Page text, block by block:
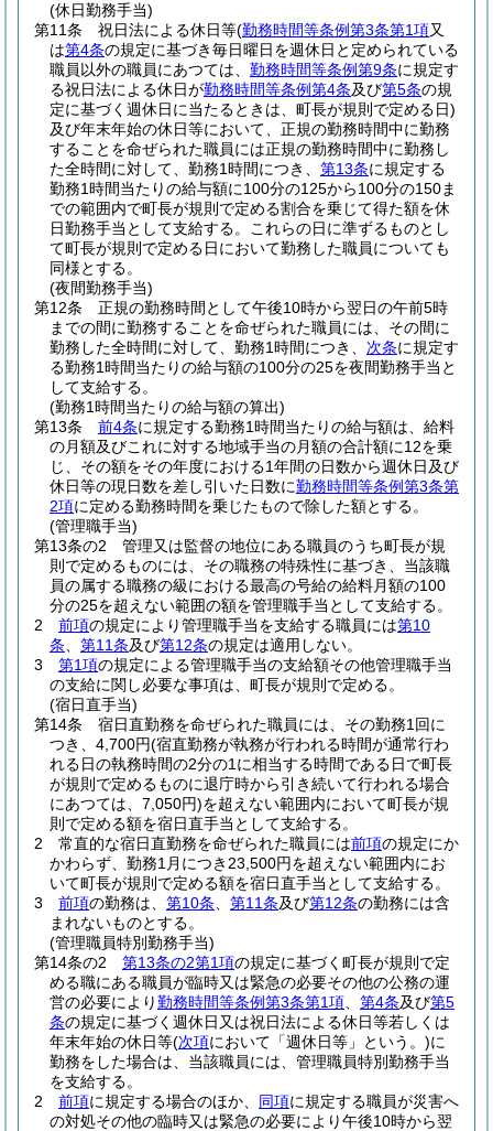
(休日勤務手当)
第11条
祝日法による休日等(勤務時間等条例第3条第1項又
は第4条の規定に基づき毎日曜日を週休日と定められている
職員以外の職員にあつては、 勤務時間等条例第9条に規定す
る祝日法による休日が勤務時間等条例第4条及び第5条の規
定に基づく週休日に当たるときは、町長が規則で定める日)
及び年末年始の休日等において、正規の勤務時間中に勤務
することを命ぜられた職員には正規の勤務時間中に勤務し
た全時間に対して、勤務1時間につき、 第13条に規定する
勤務1時間当たりの給与額に100分の125から100分の150ま
での範囲内で町長が規則で定める割合を乗じて得た額を休
日勤務手当として支給する。
これらの日に準ずるものとし
て町長が規則で定める日において勤務した職員についても
同様とする。
(夜間勤務手当)
第12条
正規の勤務時間として午後10時から翌日の午前5時
までの間に勤務することを命ぜられた職員には、その間に
勤務した全時間に対して、勤務1時間につき、 次条に規定す
る勤務1時間当たりの給与額の100分の25を夜間勤務手当と
して支給する。
(勤務1時間当たりの給与額の算出)
第13条
前4条に規定する勤務1時間当たりの給与額は、給料
の月額及びこれに対する地域手当の月額の合計額に12を乗
じ、その額をその年度における1年間の日数から週休日及び
休日等の現日数を差し引いた日数に勤務時間等条例第3条第
2項に定める勤務時間を乗じたもので除した額とする。
(管理職手当)
第13条の2
管理又は監督の地位にある職員のうち町長が規
則で定めるものには、その職務の特殊性に基づき、当該職
員の属する職務の級における最高の号給の給料月額の100
分の25を超えない範囲の額を管理職手当として支給する。
2
前項の規定により管理職手当を支給する職員には第10
条
第11条及び第12条の規定は適用しない。
3
第1項の規定による管理職手当の支給額その他管理職手当
の支給に関し必要な事項は、町長が規則で定める。
(宿日直手当)
第14条
宿日直勤務を命ぜられた職員には、その勤務1回に
つき、4,700円(宿直勤務が執務が行われる時間が通常行わ
れる日の執務時間の2分の1に相当する時間である日で町長
が規則で定めるものに退庁時から引き続いて行われる場合
にあつては、7,050円)を超えない範囲内において町長が規
則で定める額を宿日直手当として支給する。
2
常直的な宿日直勤務を命ぜられた職員には前項の規定にか
かわらず、勤務1月につき23,500円を超えない範囲内にお
いて町長が規則で定める額を宿日直手当として支給する。
3
前項の勤務は、 第10条 第11条及び第12条の勤務には含
まれないものとする。
(管理職員特別勤務手当)
第14条の2
第13条の2第1項の規定に基づく町長が規則で定
める職にある職員が臨時又は緊急の必要その他の公務の運
営の必要により勤務時間等条例第3条第1項 第4条及び第5
条の規定に基づく週休日又は祝日法による休日等若しくは
年末年始の休日等(次項において「週休日等」という。)に
勤務をした場合は、当該職員には、管理職員特別勤務手当
を支給する。
2
前項に規定する場合のほか、 同項に規定する職員が災害へ
の対処その他の臨時又は緊急の必要により午後10時から翌